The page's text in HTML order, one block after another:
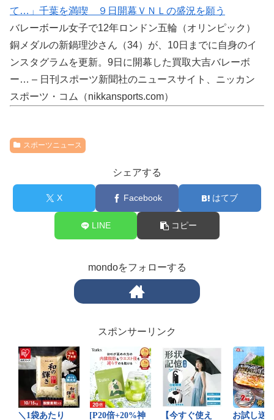
て…」千葉を満喫 ９日開幕ＶＮＬの盛況を願う
バレーボール女子で12年ロンドン五輪（オリンピック）
銅メダルの新鍋理沙さん（34）が、10日までに自身のイ
ンスタグラムを更新。9日に開幕した買取大吉バレーボ
ー… – 日刊スポーツ新聞社のニュースサイト、ニッカン
スポーツ・コム（nikkansports.com）
スポーツニュース
シェアする
X Facebook はてブ
LINE コピー
mondoをフォローする
スポンサーリンク